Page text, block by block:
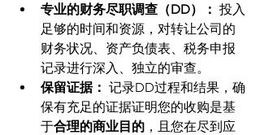
专业的财务尽职调查（DD）： 投入
足够的时间和资源，对转让公司的
财务状况、资产负债表、税务申报
记录进行深入、独立的审查。
保留证据： 记录DD过程和结果，确
保有充足的证据证明您的收购是基
于合理的商业目的 ，且您在尽到应